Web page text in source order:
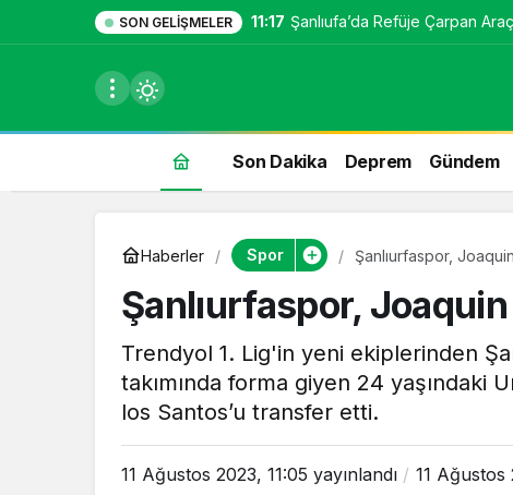
SON GELIŞMELER 11:17 Şanlıufa’da Refüje Çarpan
Son Dakika Deprem Gündem
Haberler Spor Şanlıurfaspor,
Şanlıurfaspor,
Trendyol 1. Lig'in yeni ekiplerinden
takımında forma giyen 24 yaşındaki
los Santos’u transfer etti.
11 Ağustos 2023, 11:05 yayınlandı 11 Ağustos